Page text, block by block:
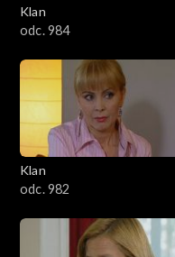
1601–1700
1501–1600
1401–1500
1301–1400
1201–1300
1101–1200
Klan
odc. 984
Klan
odc. 982